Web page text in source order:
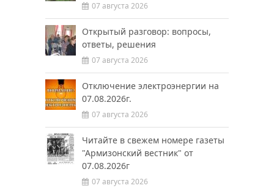
07 августа 2026
Открытый разговор: вопросы,
ответы, решения
07 августа 2026
Отключение электроэнергии на
07.08.2026г.
07 августа 2026
Читайте в свежем номере газеты
"Армизонский вестник" от
07.08.2026г
07 августа 2026